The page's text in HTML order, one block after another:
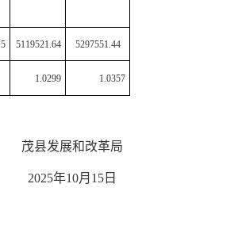
5119521.64 5297551.44
1.0299 1.0357
茂县发展和改革局
2025年10月1 5 日